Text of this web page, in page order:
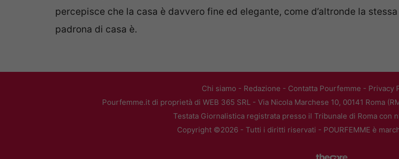
percepisce che la casa è davvero fine ed elegante, come d’altronde la stessa
padrona di casa è.
Chi siamo - Redazione - Contatta Pourfemme - Privacy
Pourfemme.it di proprietà di WEB 365 SRL - Via Nicola Marchese 10, 00141 Roma
Testata Giornalistica registrata presso il Tribunale di Roma con
Copyright ©2026 - Tutti i diritti riservati - POURFEMME è